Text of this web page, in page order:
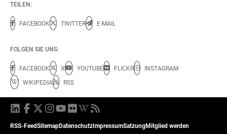
TEILEN:
FACEBOOK TWITTER E-MAIL
FOLGEN SIE UNS:
FACEBOOK X YOUTUBE FLICKR
INSTAGRAM
WIKIPEDIA
RSS
RSS-FeedSitemapDatenschutzImpressumSatzungMitglied werden